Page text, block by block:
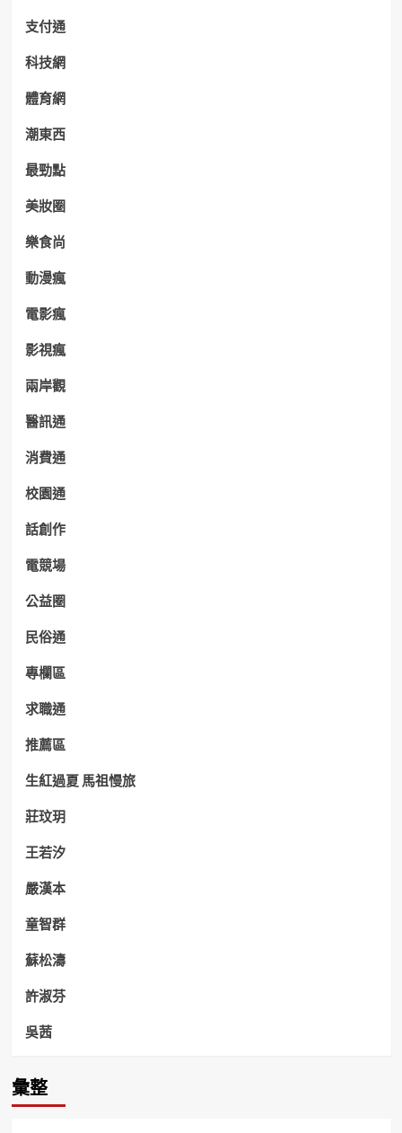
支付通
科技網
體育網
潮東西
最勁點
美妝圈
樂食尚
動漫瘋
電影瘋
影視瘋
兩岸觀
醫訊通
消費通
校園通
話創作
電競場
公益圈
民俗通
專欄區
求職通
推薦區
生紅過夏 馬祖慢旅
莊玟玥
王若汐
嚴漢本
童智群
蘇松濤
許淑芬
吳茜
彙整